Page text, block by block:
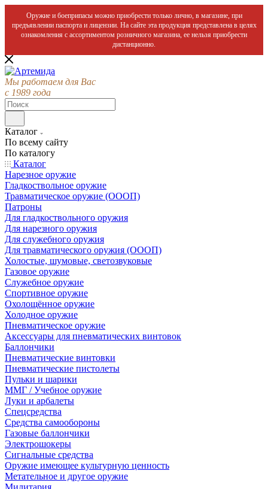
Оружие и боеприпасы можно приобрести только лично, в магазине, при
предъявлении паспорта и лицензии. На сайте эта продукция представлена в целях
ознакомления с ассортиментом розничного магазина, ее нельзя приобрести
дистанционно.
Мы работаем для Вас
с 1989 года
Каталог
По всему сайту
По каталогу
Каталог
Нарезное оружие
Гладкоствольное оружие
Травматическое оружие (ОООП)
Патроны
Для гладкоствольного оружия
Для нарезного оружия
Для служебного оружия
Для травматического оружия (ОООП)
Холостые, шумовые, светозвуковые
Газовое оружие
Служебное оружие
Спортивное оружие
Охолощённое оружие
Холодное оружие
Пневматическое оружие
Аксессуары для пневматических винтовок
Баллончики
Пневматические винтовки
Пневматические пистолеты
Пульки и шарики
ММГ / Учебное оружие
Луки и арбалеты
Спецсредства
Средства самообороны
Газовые баллончики
Электрошокеры
Сигнальные средства
Оружие имеющее культурную ценность
Метательное и другое оружие
Милитария